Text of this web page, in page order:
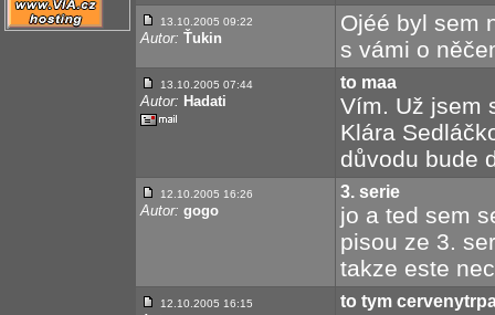
13.10.2005 09:22
Autor: Ťukin
Ojéé byl sem
s vámi o
13.10.2005 07:44
Autor: Hadati
to maa
Vím. Už jsem
Klára
důvodu bude
12.10.2005 16:26
Autor: gogo
3. serie
jo a ted sem
pisou ze 3.
takze este
12.10.2005 16:15 to tym